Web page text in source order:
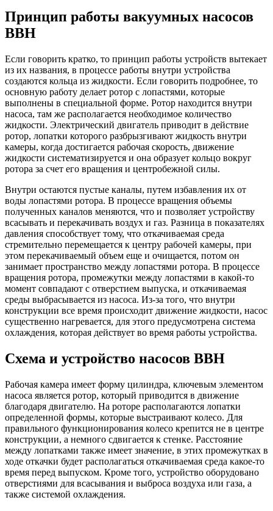
Принцип работы вакуумных насосов
ВВН
Если говорить кратко, то принцип работы устройств вытекает
из их названия, в процессе работы внутри устройства
создаются кольца из жидкости. Если говорить подробнее, то
основную работу делает ротор с лопастями, которые
выполнены в специальной форме. Ротор находится внутри
насоса, там же располагается необходимое количество
жидкости. Электрический двигатель приводит в действие
ротор, лопатки которого разбрызгивают жидкость внутри
камеры, когда достигается рабочая скорость, движение
жидкости систематизируется и она образует кольцо вокруг
ротора за счет его вращения и центробежной силы.
Внутри остаются пустые каналы, путем избавления их от
воды лопастями ротора. В процессе вращения объемы
полученных каналов меняются, что и позволяет устройству
всасывать и перекачивать воздух и газ. Разница в показателях
давления способствует тому, что откачиваемая среда
стремительно перемещается к центру рабочей камеры, при
этом перекачиваемый объем еще и очищается, потом он
занимает пространство между лопастями ротора. В процессе
вращения ротора, промежутки между лопастями в какой-то
момент совпадают с отверстием выпуска, и откачиваемая
среды выбрасывается из насоса. Из-за того, что внутри
конструкции все время происходит движение жидкости, насос
существенно нагревается, для этого предусмотрена система
охлаждения, которая действует во время работы устройства.
Схема и устройство насосов ВВН
Рабочая камера имеет форму цилиндра, ключевым элементом
насоса является ротор, который приводится в движение
благодаря двигателю. На роторе располагаются лопатки
определенной формы, которые выстраивают колесо. Для
правильного функционирования колесо крепится не в центре
конструкции, а немного сдвигается к стенке. Расстояние
между лопатками также имеет значение, в этих промежутках в
ходе откачки будет располагаться откачиваемая среда какое-то
время перед выпуском. Кроме того, устройство оборудовано
отверстиями для всасывания и выброса воздуха или газа, а
также системой охлаждения.